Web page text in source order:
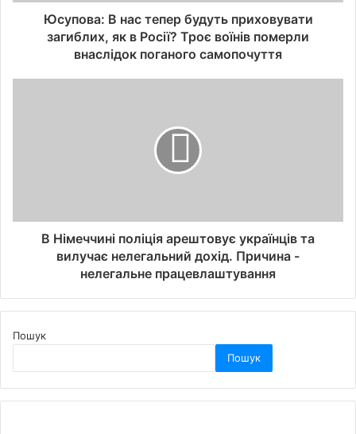
Юсупова: В нас тепер будуть приховувати
загиблих, як в Росії? Троє воїнів померли
внаслідок поганого самопочуття
В Німеччині поліція арештовує українців та
вилучає нелегальний дохід. Причина -
нелегальне працевлаштування
Пошук
Пошук